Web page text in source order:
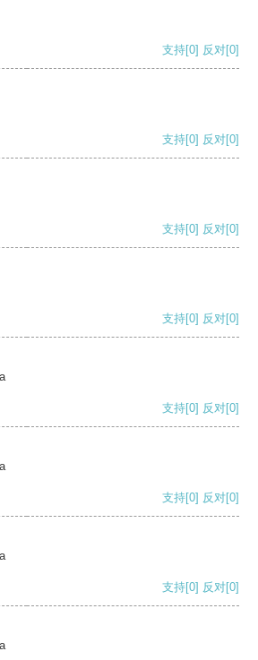
支持[0] 反对[0]
支持[0] 反对[0]
支持[0] 反对[0]
支持[0] 反对[0]
支持[0] 反对[0]
支持[0] 反对[0]
支持[0] 反对[0]